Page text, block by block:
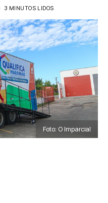
3 MINUTOS LIDOS
Foto: O Imparcial